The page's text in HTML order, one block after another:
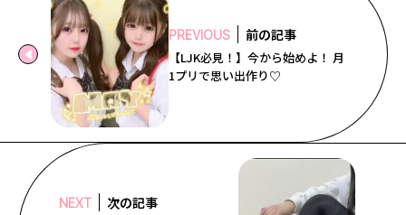
PREVIOUS 前の記事
【LJK必見！】今から始めよ！ 月
1プリで思い出作り♡
NEXT 次の記事